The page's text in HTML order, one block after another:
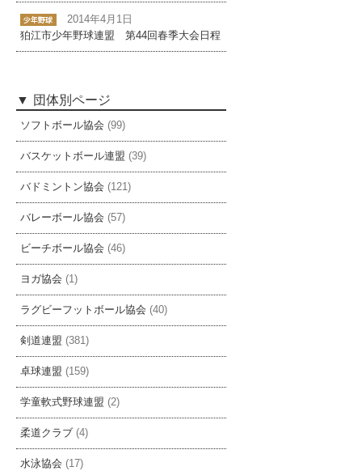
2014年4月1日
狛江市少年野球連盟 第44回春季大会日程
団体別ページ
ソフトボール協会 (99)
バスケットボール連盟 (39)
バドミントン協会 (121)
バレーボール協会 (57)
ビーチボール協会 (46)
ヨガ協会 (1)
ラグビーフットボール協会 (40)
剣道連盟 (381)
卓球連盟 (159)
学童軟式野球連盟 (2)
柔道クラブ (4)
水泳協会 (17)